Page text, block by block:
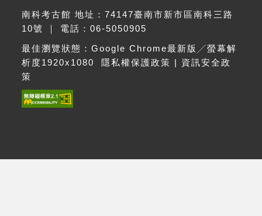
南科考古館 地址：74147臺南市新市區南科三路
10號 ｜ 電話：06-5050905
最佳瀏覽狀態：Google Chrome最新版╱螢幕解
析度1920x1080 隱私權保護政策 | 資訊安全政
策